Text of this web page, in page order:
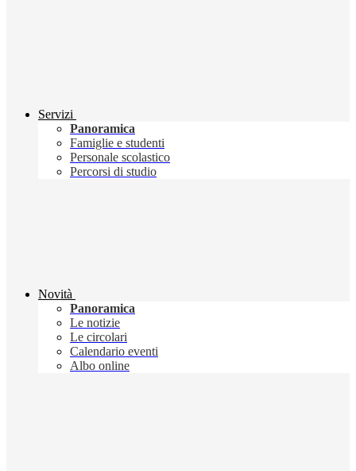
Servizi
Panoramica
Famiglie e studenti
Personale scolastico
Percorsi di studio
Novità
Panoramica
Le notizie
Le circolari
Calendario eventi
Albo online